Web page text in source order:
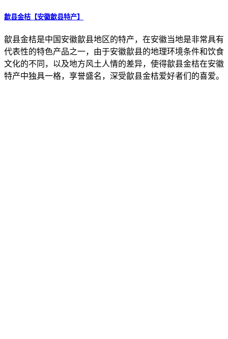
歙县金桔【安徽歙县特产】
歙县金桔是中国安徽歙县地区的特产，在安徽当地是非常具有
代表性的特色产品之一，由于安徽歙县的地理环境条件和饮食
文化的不同，以及地方风土人情的差异，使得歙县金桔在安徽
特产中独具一格，享誉盛名，深受歙县金桔爱好者们的喜爱。